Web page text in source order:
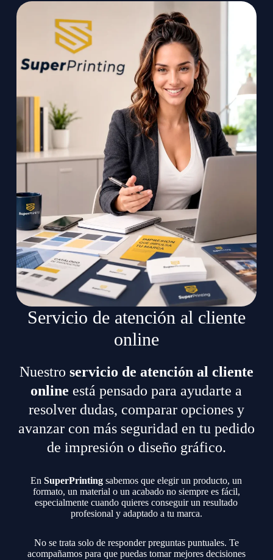
Servicio de atención al cliente
online
Nuestro servicio de atención al cliente
online está pensado para ayudarte a
resolver dudas, comparar opciones y
avanzar con más seguridad en tu pedido
de impresión o diseño gráfico.
EnSuperPrinting sabemos que elegir un producto, un
formato, un material o un acabado no siempre es fácil,
especialmente cuando quieres conseguir un resultado
profesional y adaptado a tu marca.
No se trata solo de responder preguntas puntuales. Te
acompañamos para que puedas tomar mejores decisiones